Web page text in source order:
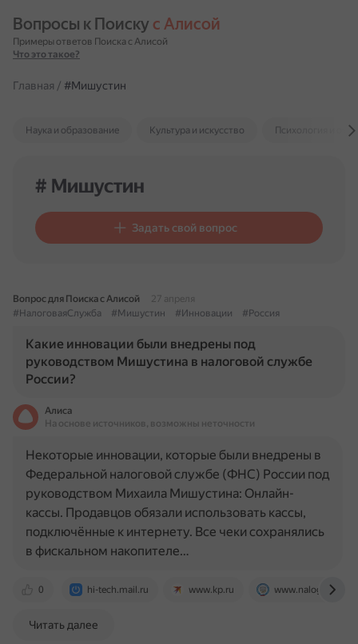
Вопросы к Поиску с Алисой
Примеры ответов Поиска с Алисой
Что это такое?
Главная / #Мишустин
Наука и образование Культура и искусство Психология и
# Мишустин
Задать свой вопрос
Вопрос для Поиска с Алисой
27 апреля
#НалоговаяСлужба
#Мишустин #Инновации #Россия
Какие инновации были внедрены под
руководством Мишустина в налоговой службе
России?
Алиса
На основе источников, возможны неточности
0 hi-tech.mail.ru www.kp.ru www.nalog.gov.ru
Некоторые инновации, которые были внедрены в
Федеральной налоговой службе (ФНС) России под
руководством Михаила Мишустина: Онлайн-
кассы. Продавцов обязали использовать кассы,
подключённые к интернету. Все чеки сохранялись
в фискальном накопителе…
Читать далее